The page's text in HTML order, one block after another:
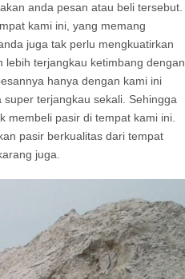
anda pesan atau beli tersebut.
kami ini, yang memang
juga tak perlu mengkuatirkan
lebih terjangkau ketimbang dengan
hanya dengan kami ini
terjangkau sekali. Sehingga
membeli pasir di tempat kami ini.
pasir berkualitas dari tempat
juga.